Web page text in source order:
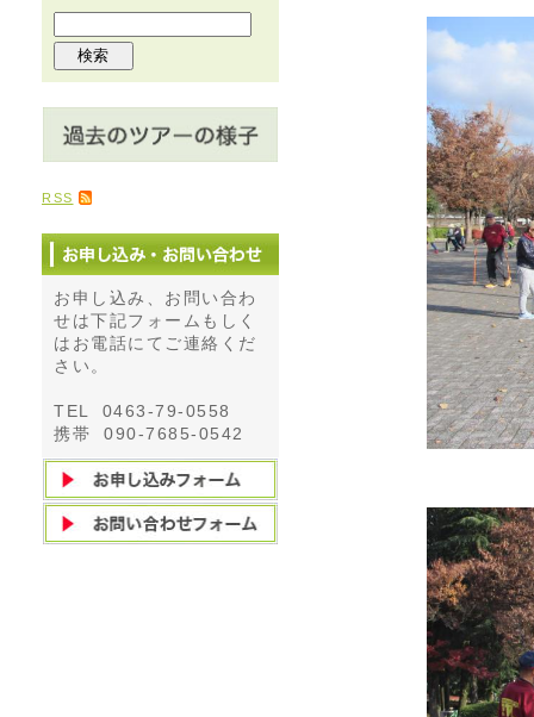
RSS
お申し込み、お問い合わ
せは下記フォームもしく
はお電話にてご連絡くだ
さい。
TEL 0463-79-0558
携帯 090-7685-0542